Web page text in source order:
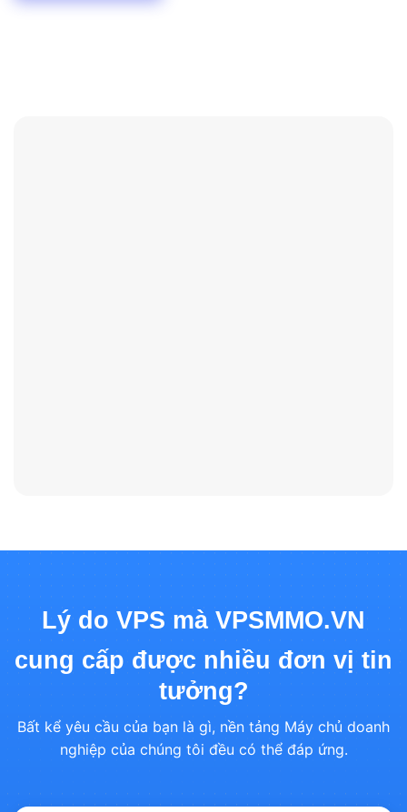
Lý do VPS mà VPSMMO.VN
cung cấp được nhiều đơn vị tin
tưởng?
Bất kể yêu cầu của bạn là gì, nền tảng Máy chủ doanh
nghiệp của chúng tôi đều có thể đáp ứng.